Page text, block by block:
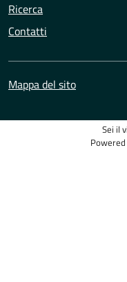
Ricerca
Contatti
Mappa del sito
Sei il